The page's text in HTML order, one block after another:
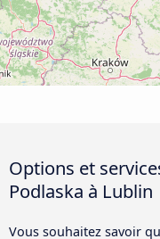
Options et
Podlaska à Lublin
Vous souhaitez savoir